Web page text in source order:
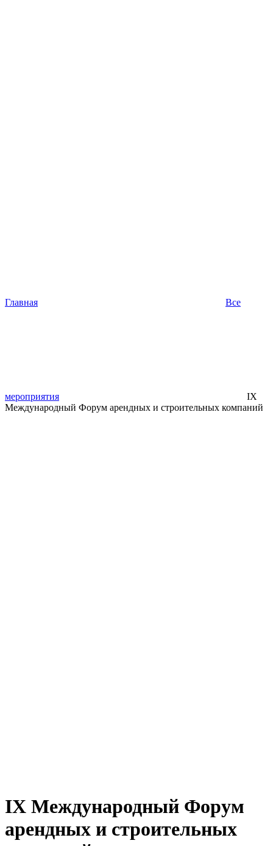
Главная Все
мероприятия
IX
Международный Форум арендных и строительных компаний
IX Международный Форум
арендных и строительных